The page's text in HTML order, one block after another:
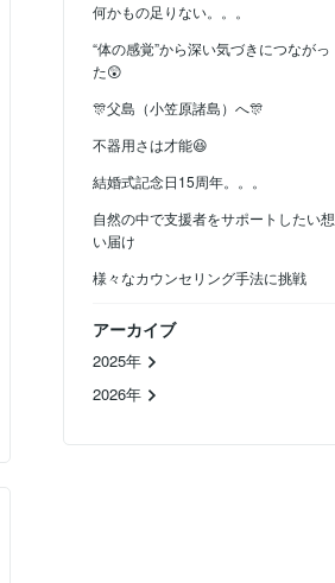
何かもの足りない。。。
“体の感覚”から深い気づきにつながっ
た😲
🎊父島（小笠原諸島）へ🎊
不器用さは才能😆
結婚式記念日15周年。。。
自然の中で支援者をサポートしたい想
い届け
様々なカウンセリング手法に挑戦
アーカイブ
2025年
2026年